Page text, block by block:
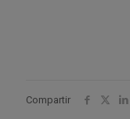
Compartir